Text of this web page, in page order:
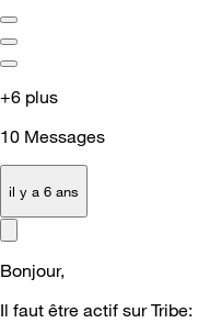
+6 plus
10 Messages
il y a 6 ans
Bonjour,
Il faut être actif sur Tribe: